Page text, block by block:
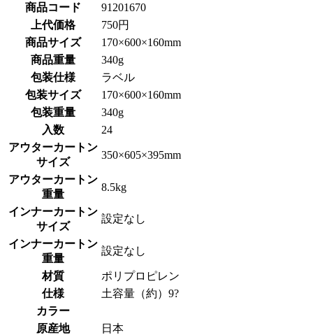
商品コード
91201670
上代価格
750円
商品サイズ
170×600×160mm
商品重量
340g
包装仕様
ラベル
包装サイズ
170×600×160mm
包装重量
340g
入数
24
アウターカートン
サイズ
350×605×395mm
アウターカートン
重量
8.5kg
インナーカートン
サイズ
設定なし
インナーカートン
重量
設定なし
材質
ポリプロピレン
仕様
土容量（約）9?
カラー
原産地
日本